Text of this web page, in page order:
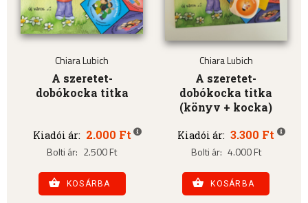
Chiara Lubich
A szeretet-
dobókocka titka
Kiadói ár: 2.000 Ft
Bolti ár: 2.500 Ft
KOSÁRBA
Chiara Lubich
A szeretet-
dobókocka titka
(könyv + kocka)
Kiadói ár: 3.300 Ft
Bolti ár: 4.000 Ft
KOSÁRBA